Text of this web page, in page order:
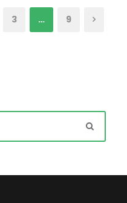
3 … 9